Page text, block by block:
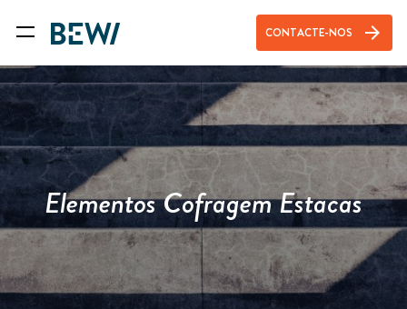
CONTACTE-NOS arrow_forward
Elementos Cofragem Estacas